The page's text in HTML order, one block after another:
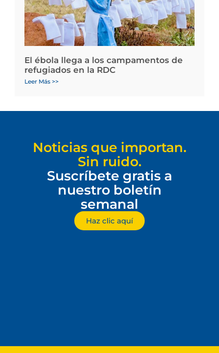
El ébola llega a los campamentos de
refugiados en la RDC
Leer Más >>
Noticias que importan.
Sin ruido.
Suscríbete gratis a
nuestro boletín
semanal
Haz clic aquí